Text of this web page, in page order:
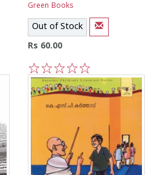
Green Books
Out of Stock
Rs 60.00
5
4
3
2
1